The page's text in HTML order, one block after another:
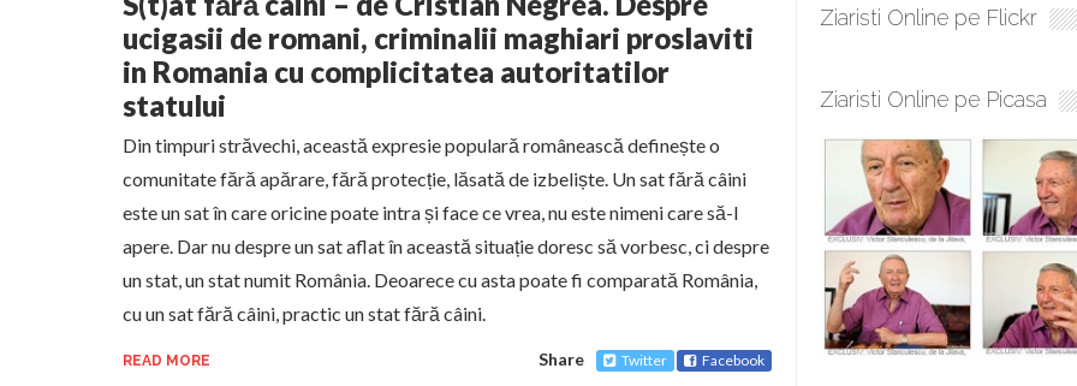
ucigasii de romani, criminalii maghiari proslaviti
in Romania cu complicitatea autoritatilor
statului
Din timpuri străvechi, această expresie populară românească definește o
comunitate fără apărare, fără protecție, lăsată de izbeliște. Un sat fără câini
este un sat în care oricine poate intra și face ce vrea, nu este nimeni care să-l
apere. Dar nu despre un sat aflat în această situație doresc să vorbesc, ci despre
un stat, un stat numit România. Deoarece cu asta poate fi comparată România,
cu un sat fără câini, practic un stat fără câini.
READ MORE Share Twitter Facebook
Ziaristi Online pe Flickr
Ziaristi Online pe Picasa